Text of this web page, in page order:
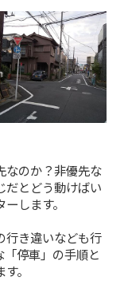
なのか？非優先な
だとどう動けばい
します。
行き違いなども行
「停車」の手順と
。